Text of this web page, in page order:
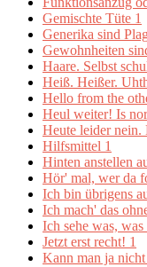
Gemischte Tüte 1
Generika sind
Gewohnheiten
Haare. Selbst
Heiß. Heißer.
Hello from the
Heul weiter! Is
Heute leider
Hilfsmittel 1
Hinten anstellen
Hör' mal, wer da
Ich bin übrigens
Ich mach' das
Ich sehe was,
Jetzt erst recht! 1
Kann man ja